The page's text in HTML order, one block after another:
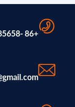
+86 -13590685658